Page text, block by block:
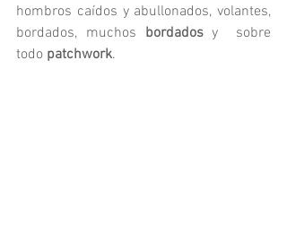
hombros caídos y abullonados, volantes,
bordados, muchos bordados y  sobre
todo patchwork.